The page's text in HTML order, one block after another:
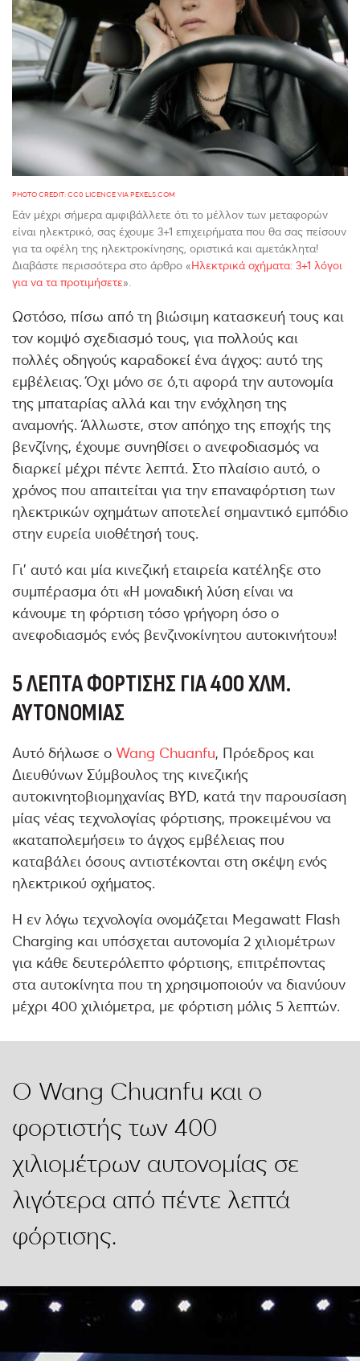
PHOTO CREDIT: CC0 LICENCE VIA PEXELS.COM
Εάν μέχρι σήμερα αμφιβάλλετε ότι το μέλλον των μεταφορών
είναι ηλεκτρικό, σας έχουμε 3+1 επιχειρήματα που θα σας πείσουν
για τα οφέλη της ηλεκτροκίνησης, οριστικά και αμετάκλητα!
Διαβάστε περισσότερα στο άρθρο «Ηλεκτρικά οχήματα: 3+1 λόγοι
για να τα προτιμήσετε».
Ωστόσο, πίσω από τη βιώσιμη κατασκευή τους και
τον κομψό σχεδιασμό τους, για πολλούς και
πολλές οδηγούς καραδοκεί ένα άγχος: αυτό της
εμβέλειας. Όχι μόνο σε ό,τι αφορά την αυτονομία
της μπαταρίας αλλά και την ενόχληση της
αναμονής. Άλλωστε, στον απόηχο της εποχής της
βενζίνης, έχουμε συνηθίσει ο ανεφοδιασμός να
διαρκεί μέχρι πέντε λεπτά. Στο πλαίσιο αυτό, ο
χρόνος που απαιτείται για την επαναφόρτιση των
ηλεκτρικών οχημάτων αποτελεί σημαντικό εμπόδιο
στην ευρεία υιοθέτησή τους.
Γι’ αυτό και μία κινεζική εταιρεία κατέληξε στο
συμπέρασμα ότι «Η μοναδική λύση είναι να
κάνουμε τη φόρτιση τόσο γρήγορη όσο ο
ανεφοδιασμός ενός βενζινοκίνητου αυτοκινήτου»!
5 ΛΕΠΤΆ ΦΌΡΤΙΣΗΣ ΓΙΑ 400 ΧΛΜ.
ΑΥΤΟΝΟΜΊΑΣ
Αυτό δήλωσε ο Wang Chuanfu, Πρόεδρος και
Διευθύνων Σύμβουλος της κινεζικής
αυτοκινητοβιομηχανίας BYD, κατά την παρουσίαση
μίας νέας τεχνολογίας φόρτισης, προκειμένου να
«καταπολεμήσει» το άγχος εμβέλειας που
καταβάλει όσους αντιστέκονται στη σκέψη ενός
ηλεκτρικού οχήματος.
Η εν λόγω τεχνολογία ονομάζεται Megawatt Flash
Charging και υπόσχεται αυτονομία 2 χιλιομέτρων
για κάθε δευτερόλεπτο φόρτισης, επιτρέποντας
στα αυτοκίνητα που τη χρησιμοποιούν να διανύουν
μέχρι 400 χιλιόμετρα, με φόρτιση μόλις 5 λεπτών.
Ο Wang Chuanfu και ο
φορτιστής των 400
χιλιομέτρων αυτονομίας σε
λιγότερα από πέντε λεπτά
φόρτισης.